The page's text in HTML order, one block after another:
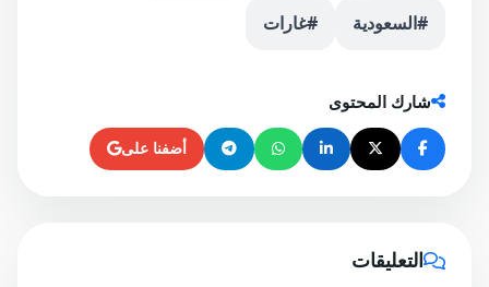
#السعودية #غارات
شارك المحتوى
أضفنا على
التعليقات